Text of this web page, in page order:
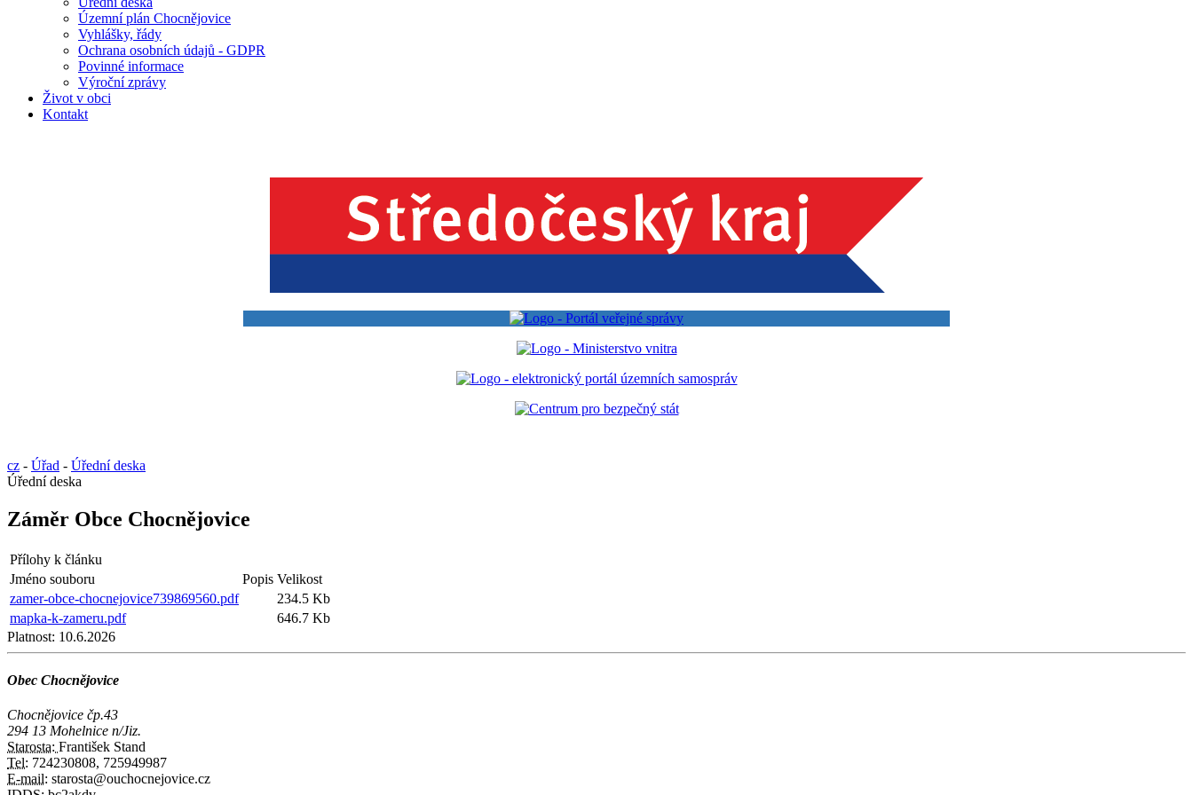
Územní plán Chocnějovice
Vyhlášky, řády
Ochrana osobních údajů - GDPR
Povinné informace
Výroční zprávy
Život v obci
Kontakt
cz - Úřad - Úřední deska
Úřední deska
Záměr Obce Chocnějovice
Přílohy k článku
Jméno souboru
Popis Velikost
zamer-obce-chocnejovice739869560.pdf
234.5 Kb
mapka-k-zameru.pdf
646.7 Kb
Platnost: 10.6.2026
Obec Chocnějovice
Chocnějovice čp.43
294 13 Mohelnice n/Jiz.
Starosta: František Stand
Tel: 724230808, 725949987
E-mail: starosta@ouchocnejovice.cz